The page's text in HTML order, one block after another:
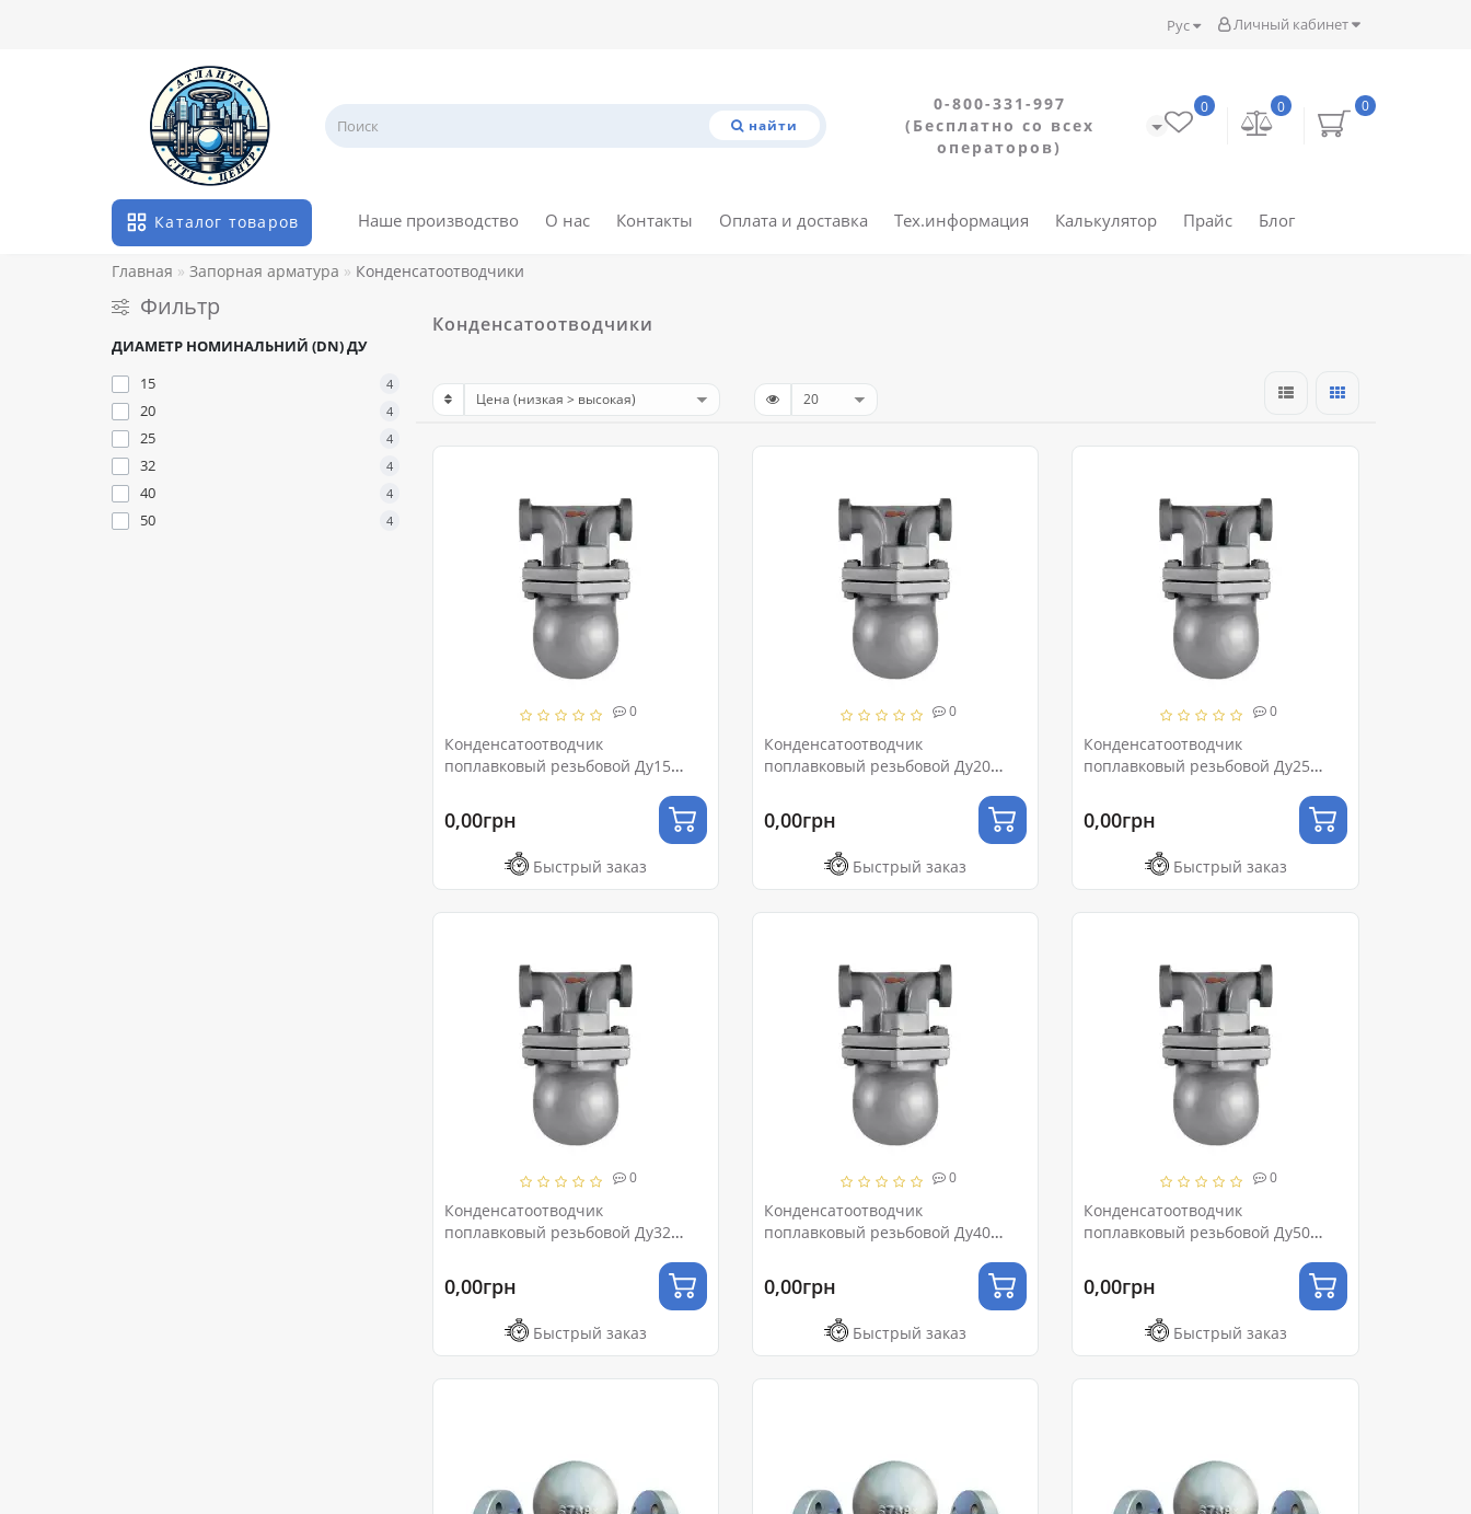
Личный кабинет
Рус
найти
0-800-331-997
(Бесплатно со всех
операторов)
0
0
0
Каталог товаров Наше производство О нас Контакты Оплата и доставка Тех.информация Калькулятор Прайс Блог
Главная Запорная арматура Конденсатоотводчики
Фильтр
ДИАМЕТР НОМИНАЛЬНИЙ (DN) ДУ
15
4
20 4
25 4
32 4
40 4
50 4
Конденсатоотводчики
0
Конденсатоотводчик
поплавковый резьбовой Ду15
0,00грн
Быстрый заказ
0
Конденсатоотводчик
поплавковый резьбовой Ду20
0,00грн
Быстрый заказ
0
Конденсатоотводчик
поплавковый резьбовой Ду25
0,00грн
Быстрый заказ
0
Конденсатоотводчик
поплавковый резьбовой Ду32
0,00грн
Быстрый заказ
0
Конденсатоотводчик
поплавковый резьбовой Ду40
0,00грн
Быстрый заказ
0
Конденсатоотводчик
поплавковый резьбовой Ду50
0,00грн
Быстрый заказ